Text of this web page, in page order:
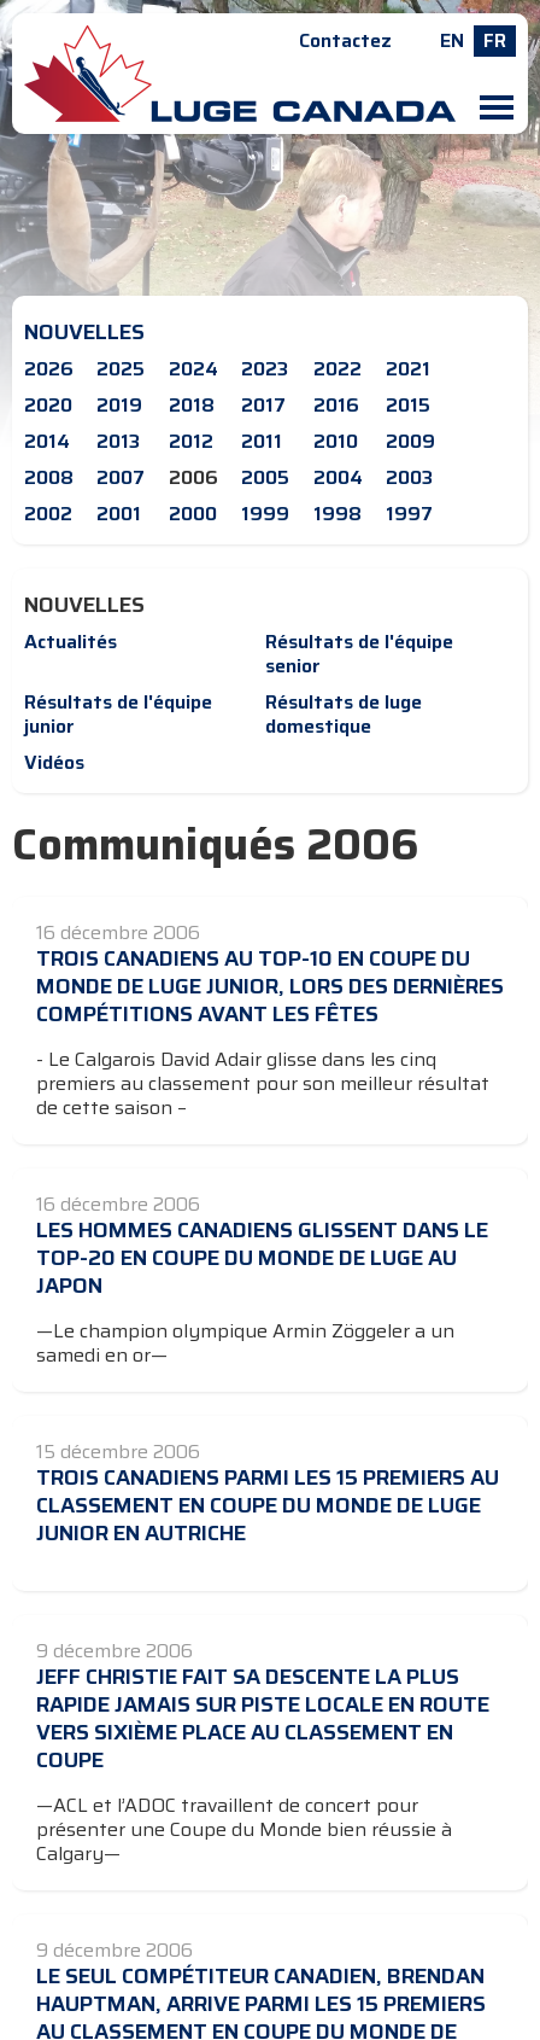
Contactez EN FR
M
NOUVELLES
2026 2025 2024 2023 2022
2021
2020
2019 2018 2017 2016
2015
2014
2013 2012 2011 2010
2009
2008
2007 2006 2005 2004
2003
2002
2001 2000 1999 1998 1997
NOUVELLES
Actualités
Résultats de l'équipe
senior
Résultats de l'équipe
junior
Résultats de luge
domestique
Vidéos
Communiqués 2006
16 décembre 2006
TROIS CANADIENS AU TOP-10 EN COUPE DU
MONDE DE LUGE JUNIOR, LORS DES DERNIÈRES
COMPÉTITIONS AVANT LES FÊTES
- Le Calgarois David Adair glisse dans les cinq
premiers au classement pour son meilleur résultat
de cette saison –
16 décembre 2006
LES HOMMES CANADIENS GLISSENT DANS LE
TOP-20 EN COUPE DU MONDE DE LUGE AU
JAPON
—Le champion olympique Armin Zöggeler a un
samedi en or—
15 décembre 2006
TROIS CANADIENS PARMI LES 15 PREMIERS AU
CLASSEMENT EN COUPE DU MONDE DE LUGE
JUNIOR EN AUTRICHE
9 décembre 2006
JEFF CHRISTIE FAIT SA DESCENTE LA PLUS
RAPIDE JAMAIS SUR PISTE LOCALE EN ROUTE
VERS SIXIÈME PLACE AU CLASSEMENT EN
COUPE
—ACL et l’ADOC travaillent de concert pour
présenter une Coupe du Monde bien réussie à
Calgary—
9 décembre 2006
LE SEUL COMPÉTITEUR CANADIEN, BRENDAN
HAUPTMAN, ARRIVE PARMI LES 15 PREMIERS
AU CLASSEMENT EN COUPE DU MONDE DE